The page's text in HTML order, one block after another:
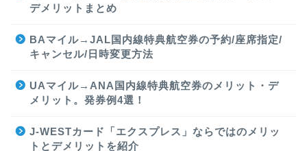
デメリットまとめ
BAマイル→JAL国内線特典航空券の予約/座席指定/
キャンセル/日時変更方法
UAマイル→ANA国内線特典航空券のメリット・デ
メリット。発券例4選！
J-WESTカード「エクスプレス」ならではのメリッ
トとデメリットを紹介